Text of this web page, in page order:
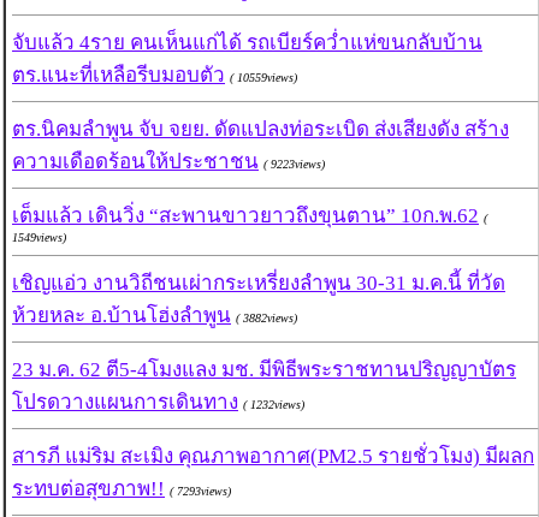
จับแล้ว 4ราย คนเห็นแก่ได้ รถเบียร์คว่ำแห่ขนกลับบ้าน
ตร.แนะที่เหลือรีบมอบตัว ( 10559views)
ตร.นิคมลำพูน จับ จยย. ดัดแปลงท่อระเบิด ส่งเสียงดัง สร้าง
ความเดือดร้อนให้ประชาชน ( 9223views)
เต็มแล้ว เดินวิ่ง “สะพานขาวยาวถึงขุนตาน” 10ก.พ.62 (
1549views)
เชิญแอ่ว งานวิถีชนเผ่ากระเหรี่ยงลำพูน 30-31 ม.ค.นี้ ที่วัด
ห้วยหละ อ.บ้านโฮ่งลำพูน ( 3882views)
23 ม.ค. 62 ตี5-4โมงแลง มช. มีพิธีพระราชทานปริญญาบัตร
โปรดวางแผนการเดินทาง ( 1232views)
สารภี แม่ริม สะเมิง คุณภาพอากาศ(PM2.5 รายชั่วโมง) มีผลก
ระทบต่อสุขภาพ!! ( 7293views)